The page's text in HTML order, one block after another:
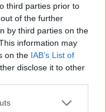
third parties prior to
of the further
by third parties on the
information may
on the IAB’s List of
disclose it to other
i na świecie.
temu
portalu eKAI.pl za